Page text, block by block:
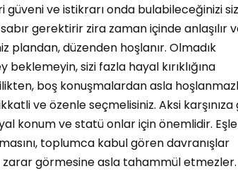
güveni ve istikrarı onda bulabileceğinizi
gerektirir zira zaman içinde anlaşılır
plandan, düzenden hoşlanır. Olmadık
beklemeyin, sizi fazla hayal kırıklığına
boş konuşmalardan asla
ve özenle seçmelisiniz. Aksi
konum ve statü onlar için önemlidir.
toplumca kabul gören davranışlar
görmesine asla tahammül etmezler.